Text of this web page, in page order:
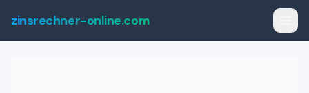
zinsrechner-online.com